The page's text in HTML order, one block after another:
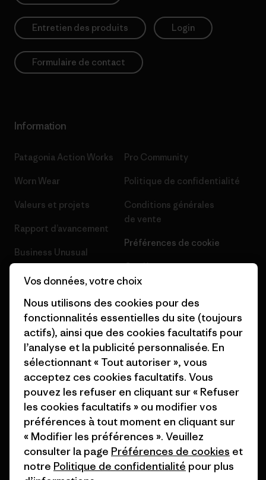
Entretien des produits Login
Formulaire de contact
Information
Patagonia Action Works
Worn Wear
Valeurs et projets
Rapport d’avancement
Business Unusual
Objectifs climatiques
1% For The Planet
Comment nous finançons
Cartes cadeaux
Pro Community
Politique de confidentialité
Conditions générales
de vente
Préférences de cookie
Carrières
Industry program
Programme d’affiliation
Patagonia Suisse Plan du site
© 2026 Patagonia, Inc. All Rights Reserved.
Vos données, votre choix
Nous utilisons des cookies pour des
fonctionnalités essentielles du site (toujours
actifs), ainsi que des cookies facultatifs pour
l’analyse et la publicité personnalisée. En
sélectionnant « Tout autoriser », vous
acceptez ces cookies facultatifs. Vous
pouvez les refuser en cliquant sur « Refuser
les cookies facultatifs » ou modifier vos
préférences à tout moment en cliquant sur
« Modifier les préférences ». Veuillez
consulter la page Préférences de cookies et
notre Politique de confidentialité pour plus